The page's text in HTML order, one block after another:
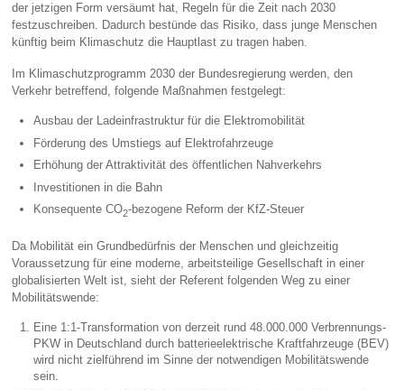
der jetzigen Form versäumt hat, Regeln für die Zeit nach 2030
festzuschreiben. Dadurch bestünde das Risiko, dass junge Menschen
künftig beim Klimaschutz die Hauptlast zu tragen haben.
Im Klimaschutzprogramm 2030 der Bundesregierung werden, den
Verkehr betreffend, folgende Maßnahmen festgelegt:
Ausbau der Ladeinfrastruktur für die Elektromobilität
Förderung des Umstiegs auf Elektrofahrzeuge
Erhöhung der Attraktivität des öffentlichen Nahverkehrs
Investitionen in die Bahn
Konsequente CO2-bezogene Reform der KfZ-Steuer
Da Mobilität ein Grundbedürfnis der Menschen und gleichzeitig
Voraussetzung für eine moderne, arbeitsteilige Gesellschaft in einer
globalisierten Welt ist, sieht der Referent folgenden Weg zu einer
Mobilitätswende:
Eine 1:1-Transformation von derzeit rund 48.000.000 Verbrennungs-
PKW in Deutschland durch batterieelektrische Kraftfahrzeuge (BEV)
wird nicht zielführend im Sinne der notwendigen Mobilitätswende
sein.